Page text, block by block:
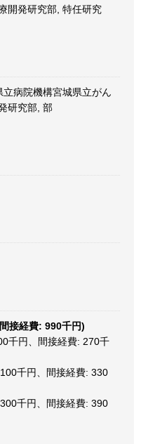
開発研究部, 特任研究
病院機構宮城県立がん
研究部, 部
接経費: 990千円)
千円、間接経費: 270千
千円、間接経費: 330
千円、間接経費: 390